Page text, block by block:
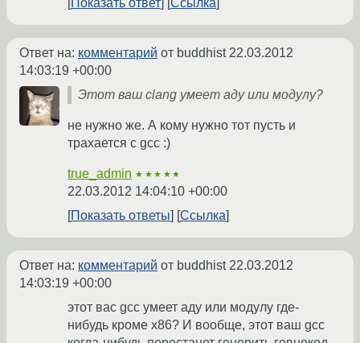
Показать ответ
Ссылка
Ответ на: комментарий от buddhist22.03.2012
14:03:19 +00:00
Этот ваш clang умеет аду или модулу?
не нужно же. А кому нужно тот пусть и
трахается с gcc :)
true_admin ★★★★★
22.03.2012 14:04:10 +00:00
Показать ответы
Ссылка
Ответ на: комментарий от buddhist22.03.2012
14:03:19 +00:00
этот вас gcc умеет аду или модулу где-
нибудь кроме x86? И вообще, этот ваш gcc